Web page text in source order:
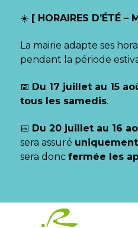
☀️ [ HORAIRES D’ÉTÉ –
La mairie adapte ses
pendant la période
📅 Du 17 juillet au 15
tous les samedis.
📅 Du 20 juillet au 16
sera assuré
sera donc fermée les